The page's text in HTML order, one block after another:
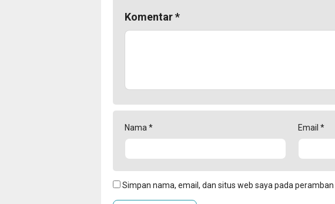
Komentar*
Nama* Email *
Simpan nama, email, dan situs web saya pada